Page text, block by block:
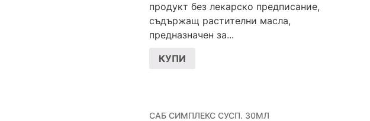
продукт без лекарско предписание,
съдържащ растителни масла,
предназначен за...
КУПИ
САБ СИМПЛЕКС СУСП. 30МЛ